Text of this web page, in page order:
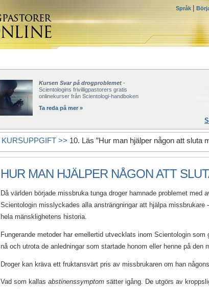
Språk
Kursen Svar på drogproblemet -
Scientologins frivilligpastorers gratis
onlinekurser från Scientologi-handboken
Ta reda på mer »
KURSUPPGIFT >> 10. Läs ”Hur man hjälper någon att sluta
HUR MAN HJÄLPER NÅGON ATT
Då världen började missbruka tunga droger hamnade problemet med
Scientologin misslyckades alla ansträngningar att hjälpa missbrukare
hela mänsklighetens historia.
Fungerande metoder har emellertid utvecklats inom Scientologin
nå och utrota de anledningar som startade honom eller henne på den
Droger kan kräva ett fruktansvärt pris av missbrukaren om han
Vad som kallas abstinenssymptom sätter igång. De utgörs av